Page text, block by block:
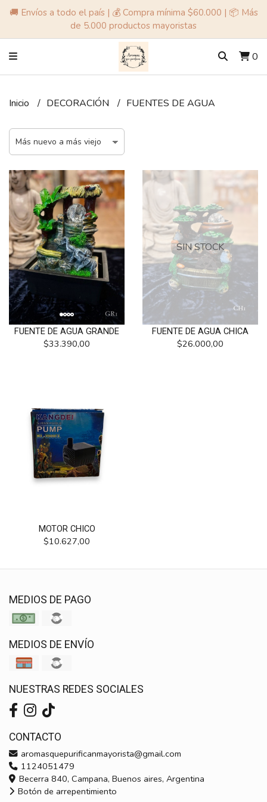
🚚 Envíos a todo el país | 💰 Compra mínima $60.000 | 📦 Más
de 5.000 productos mayoristas
0
Inicio DECORACIÓN FUENTES DE AGUA
FUENTE DE AGUA GRANDE
$33.390,00
SIN STOCK
FUENTE DE AGUA CHICA
$26.000,00
MOTOR CHICO
$10.627,00
MEDIOS DE PAGO
MEDIOS DE ENVÍO
NUESTRAS REDES SOCIALES
CONTACTO
aromasquepurificanmayorista@gmail.com
1124051479
Becerra 840, Campana, Buenos aires, Argentina
Botón de arrepentimiento